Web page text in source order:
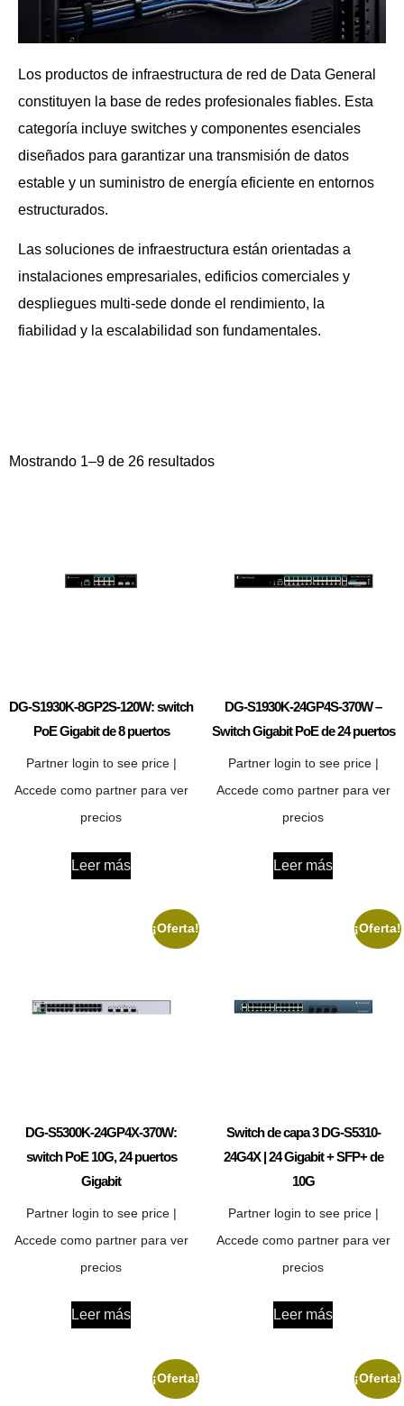
Los productos de infraestructura de red de Data General
constituyen la base de redes profesionales fiables. Esta
categoría incluye switches y componentes esenciales
diseñados para garantizar una transmisión de datos
estable y un suministro de energía eficiente en entornos
estructurados.
Las soluciones de infraestructura están orientadas a
instalaciones empresariales, edificios comerciales y
despliegues multi-sede donde el rendimiento, la
fiabilidad y la escalabilidad son fundamentales.
Mostrando 1–9 de 26 resultados
DG-S1930K-8GP2S-120W: switch
PoE Gigabit de 8 puertos
Partner login to see price |
Accede como partner para ver
precios
Leer más
DG-S1930K-24GP4S-370W –
Switch Gigabit PoE de 24 puertos
Partner login to see price |
Accede como partner para ver
precios
Leer más
¡Oferta!
DG-S5300K-24GP4X-370W:
switch PoE 10G, 24 puertos
Gigabit
Partner login to see price |
Accede como partner para ver
precios
Leer más
¡Oferta!
Switch de capa 3 DG-S5310-
24G4X | 24 Gigabit + SFP+ de
10G
Partner login to see price |
Accede como partner para ver
precios
Leer más
¡Oferta! ¡Oferta!